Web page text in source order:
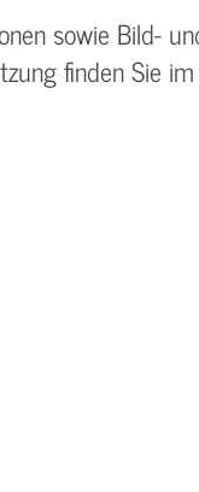
sowie Bild-
finden Sie im